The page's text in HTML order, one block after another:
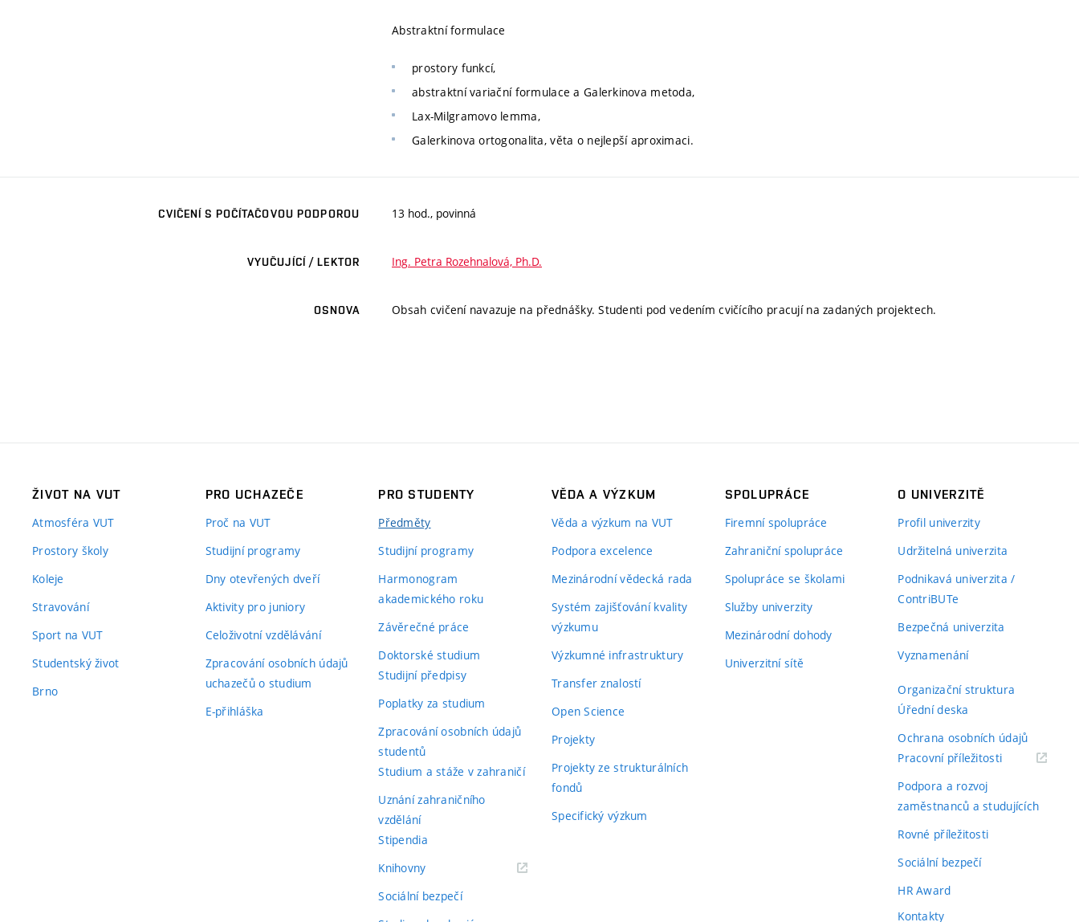
Abstraktní formulace
prostory funkcí,
abstraktní variační formulace a Galerkinova metoda,
Lax-Milgramovo lemma,
Galerkinova ortogonalita, věta o nejlepší aproximaci.
CVIČENÍ S POČÍTAČOVOU PODPOROU 13 hod., povinná
VYUČUJÍCÍ / LEKTOR Ing. Petra Rozehnalová, Ph.D.
OSNOVA Obsah cvičení navazuje na přednášky. Studenti pod vedením cvičícího pracují na zadaných projektech.
ŽIVOT NA VUT
Atmosféra VUT
Prostory školy
Koleje
Stravování
Sport na VUT
Studentský život
Brno
PRO UCHAZEČE
Proč na VUT
Studijní programy
Dny otevřených dveří
Aktivity pro juniory
Celoživotní vzdělávání
Zpracování osobních údajů
uchazečů o studium
E-přihláška
PRO STUDENTY
Předměty
Studijní programy
Harmonogram
akademického roku
Závěrečné práce
Doktorské studium
Studijní předpisy
Poplatky za studium
Zpracování osobních údajů
studentů
Studium a stáže v zahraničí
Uznání zahraničního
vzdělání
Stipendia
Knihovny(externí
Sociální bezpečí
VĚDA A VÝZKUM
Věda a výzkum na VUT
Podpora excelence
Mezinárodní vědecká rada
Systém zajišťování kvality
výzkumu
Výzkumné infrastruktury
Transfer znalostí
Open Science
Projekty
Projekty ze strukturálních
fondů
Specifický výzkum
SPOLUPRÁCE
Firemní spolupráce
Zahraniční spolupráce
Spolupráce se školami
Služby univerzity
Mezinárodní dohody
Univerzitní sítě
O UNIVERZITĚ
Profil univerzity
Udržitelná univerzita
Podnikavá univerzita /
ContriBUTe
Bezpečná univerzita
Vyznamenání
Organizační struktura
Úřední deska
Ochrana osobních údajů
Pracovní příležitosti(externí
Podpora a rozvoj
zaměstnanců a studujících
Rovné příležitosti
Sociální bezpečí
HR Award
Kontakty